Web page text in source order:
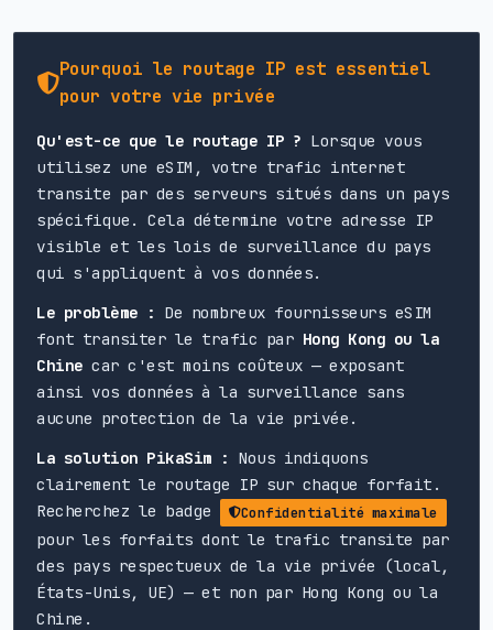
Pourquoi le routage IP est essentiel
pour votre vie privée
Qu'est-ce que le routage IP ? Lorsque vous
utilisez une eSIM, votre trafic internet
transite par des serveurs situés dans un pays
spécifique. Cela détermine votre adresse IP
visible et les lois de surveillance du pays
qui s'appliquent à vos données.
Le problème : De nombreux fournisseurs eSIM
font transiter le trafic par Hong Kong ou la
Chine car c'est moins coûteux — exposant
ainsi vos données à la surveillance sans
aucune protection de la vie privée.
La solution PikaSim : Nous indiquons
clairement le routage IP sur chaque forfait.
Recherchez le badge
Confidentialité maximale
pour les forfaits dont le trafic transite par
des pays respectueux de la vie privée (local,
États-Unis, UE) — et non par Hong Kong ou la
Chine.